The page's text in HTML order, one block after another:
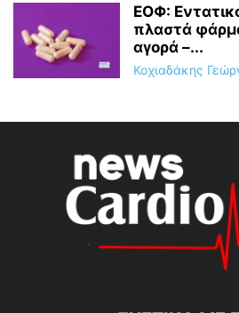
ΕΟΦ:
πλαστά
αγορά –...
Κοχιαδάκης